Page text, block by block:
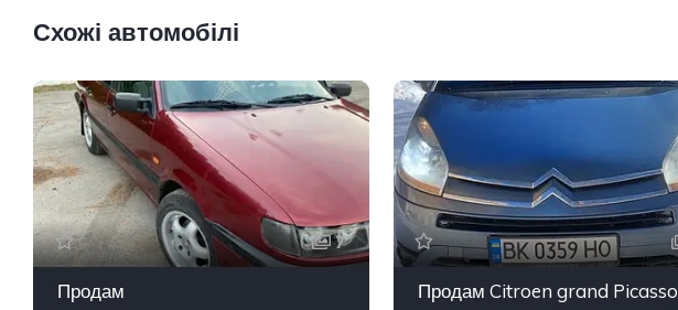
Схожі автомобілі
7
Продам Продам Citroen grand Picasso